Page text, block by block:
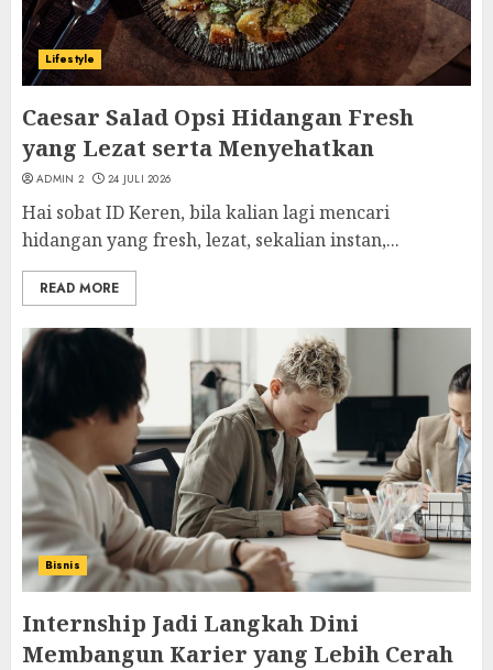
Lifestyle
Caesar Salad Opsi Hidangan Fresh
yang Lezat serta Menyehatkan
ADMIN 2 24 JULI 2026
Hai sobat ID Keren, bila kalian lagi mencari
hidangan yang fresh, lezat, sekalian instan,...
READ MORE
Bisnis
Internship Jadi Langkah Dini
Membangun Karier yang Lebih Cerah